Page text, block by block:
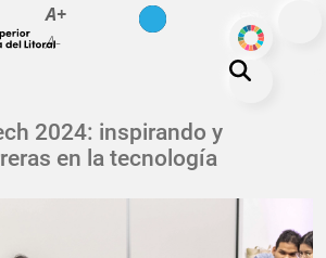
Pasar al contenido principal
A+
A-
ODS
2024: inspirando y
en la tecnología